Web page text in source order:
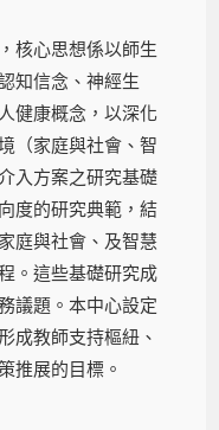
核心思想係以師生
知信念、神經生
健康概念，以深化
（家庭與社會、智
入方案之研究基礎
度的研究典範，結
庭與社會、及智慧
。這些基礎研究成
議題。本中心設定
成教師支持樞紐、
推展的目標。